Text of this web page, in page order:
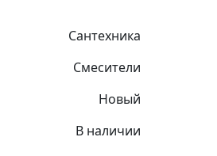
Сантехника
Смесители
Новый
В наличии